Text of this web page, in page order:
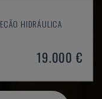
HIDRÁULICA
19.000 €